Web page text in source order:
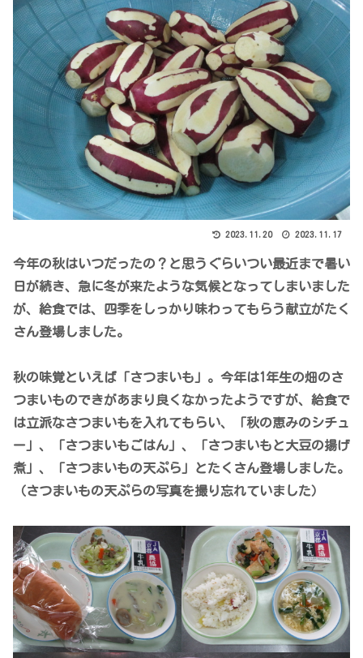
2023.11.20 2023.11.17
今年の秋はいつだったの？と思うぐらいつい最近まで暑い
日が続き、急に冬が来たような気候となってしまいました
が、給食では、四季をしっかり味わってもらう献立がたく
さん登場しました。
秋の味覚といえば「さつまいも」。今年は1年生の畑のさ
つまいものできがあまり良くなかったようですが、給食で
は立派なさつまいもを入れてもらい、「秋の恵みのシチュ
ー」、「さつまいもごはん」、「さつまいもと大豆の揚げ
煮」、「さつまいもの天ぷら」とたくさん登場しました。
（さつまいもの天ぷらの写真を撮り忘れていました）